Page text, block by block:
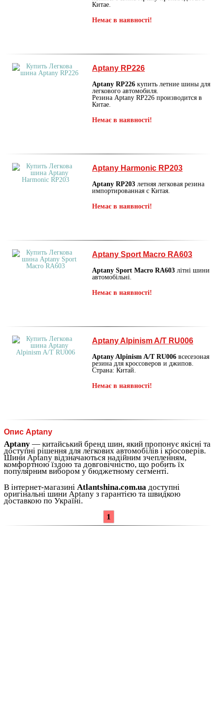
Китае.
Немає в наявності!
Aptany RP226
Aptany RP226 купить летние шины для
легкового автомобиля.
Резина Aptany RP226 производится в
Китае.
Немає в наявності!
Aptany Harmonic RP203
Aptany RP203 летняя легковая резина
импортированная с Китая.
Немає в наявності!
Aptany Sport Macro RA603
Aptany Sport Macro RA603 літні шини
автомобільні.
Немає в наявності!
Aptany Alpinism A/T RU006
Aptany Alpinism A/T RU006 всесезоная
резина для кроссоверов и джипов.
Страна: Китай.
Немає в наявності!
Опис Aptany
Aptany — китайський бренд шин, який пропонує якісні та
доступні рішення для легкових автомобілів і кросоверів.
Шини Aptany відзначаються надійним зчепленням,
комфортною їздою та довговічністю, що робить їх
популярним вибором у бюджетному сегменті.
В інтернет-магазині Atlantshina.com.ua доступні
оригінальні шини Aptany з гарантією та швидкою
доставкою по Україні.
1